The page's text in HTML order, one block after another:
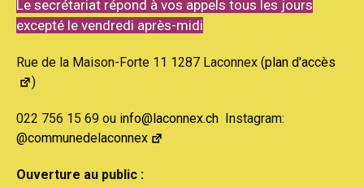
Le secrétariat répond à vos appels tous les jours
excepté le vendredi après-midi
Rue de la Maison-Forte 11 1287 Laconnex (plan d'accès
)
022 756 15 69 ou info@laconnex.ch Instagram:
@communedelaconnex
Ouverture au public :